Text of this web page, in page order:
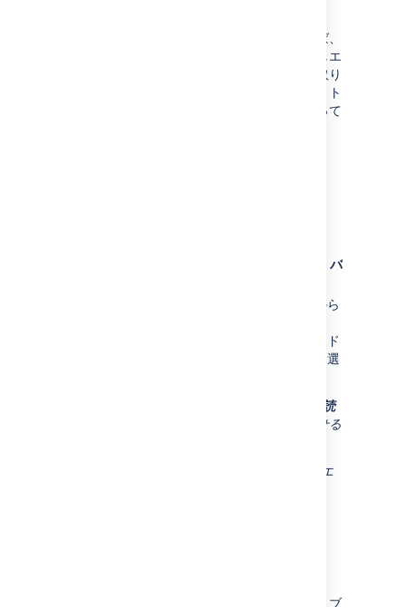
以前にエピックレポートを使ってことがあれば、
類似性があることに気づくと思います。しかしエ
ピックバーンダウンレポートはスプリントに取り
組むスクラムチーム向けに最適化されていて、ト
ラッキングがはるかに簡単に出来るようになって
エピック バ
エピックバーンダウンドロップダウンから
り、(ボードのフィルターによって) ボード
に設定されたプロジェクトのエピックを選
このチャートの読
をクリックして、簡単な説明文を表示させる
エ
レポートを印刷するには、レポートを表示し、ブ